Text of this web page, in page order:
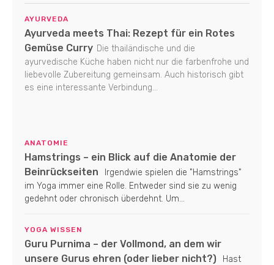
AYURVEDA
Ayurveda meets Thai: Rezept für ein Rotes
Gemüse Curry Die thailändische und die
ayurvedische Küche haben nicht nur die farbenfrohe und
liebevolle Zubereitung gemeinsam. Auch historisch gibt
es eine interessante Verbindung...
ANATOMIE
Hamstrings – ein Blick auf die Anatomie der
Beinrückseiten
Irgendwie spielen die "Hamstrings"
im Yoga immer eine Rolle. Entweder sind sie zu wenig
gedehnt oder chronisch überdehnt. Um...
YOGA WISSEN
Guru Purnima – der Vollmond, an dem wir
unsere Gurus ehren (oder lieber nicht?)
Hast